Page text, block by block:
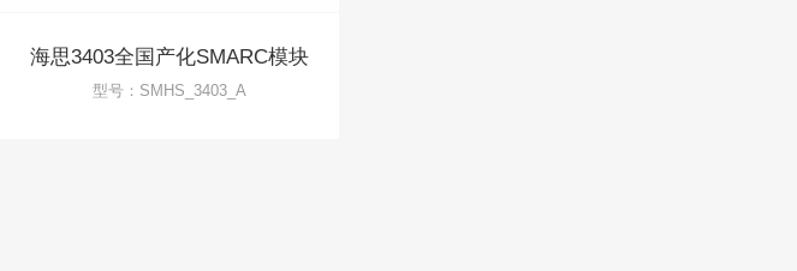
海思3403全国产化SMARC模块
型号：SMHS_3403_A